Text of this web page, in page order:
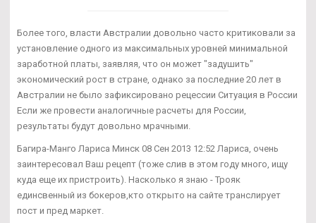
Более того, власти Австралии довольно часто критиковали за
установление одного из максимальных уровней минимальной
заработной платы, заявляя, что он может "задушить"
экономический рост в стране, однако за последние 20 лет в
Австралии не было зафиксировано рецессии Ситуация в России
Если же провести аналогичные расчеты для России,
результаты будут довольно мрачными.
Багира-Манго Лариса Минск 08 Сен 2013 12:52 Лариса, очень
заинтересовал Ваш рецепт (тоже слив в этом году много, ищу
куда еще их пристроить). Насколько я знаю - Трояк
единсвенный из бокеров,кто открыто на сайте транслирует
пост и пред маркет.